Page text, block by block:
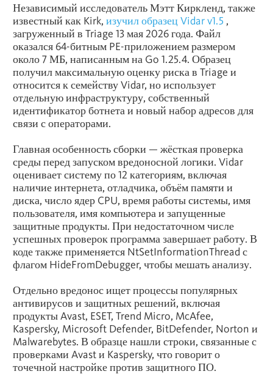
Независимый исследователь Мэтт Киркленд, также
известный как Kirk, изучил образец Vidar v1.5 ,
загруженный в Triage 13 мая 2026 года. Файл
оказался 64-битным PE-приложением размером
около 7 МБ, написанным на Go 1.25.4. Образец
получил максимальную оценку риска в Triage и
относится к семейству Vidar, но использует
отдельную инфраструктуру, собственный
идентификатор ботнета и новый набор адресов для
связи с операторами.
Главная особенность сборки — жёсткая проверка
среды перед запуском вредоносной логики. Vidar
оценивает систему по 12 категориям, включая
наличие интернета, отладчика, объём памяти и
диска, число ядер CPU, время работы системы, имя
пользователя, имя компьютера и запущенные
защитные продукты. При недостаточном числе
успешных проверок программа завершает работу. В
коде также применяется NtSetInformationThread с
флагом HideFromDebugger, чтобы мешать анализу.
Отдельно вредонос ищет процессы популярных
антивирусов и защитных решений, включая
продукты Avast, ESET, Trend Micro, McAfee,
Kaspersky, Microsoft Defender, BitDefender, Norton и
Malwarebytes. В образце нашли строки, связанные с
проверками Avast и Kaspersky, что говорит о
точечной настройке против защитного ПО.